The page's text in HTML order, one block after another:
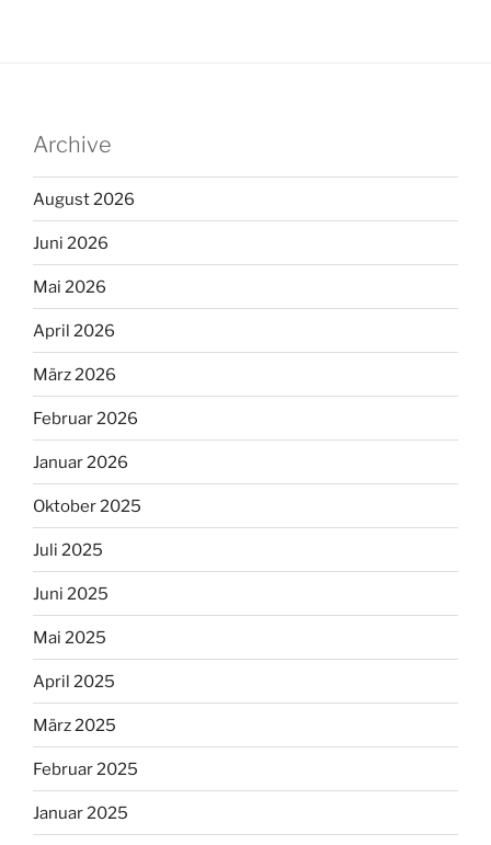
Archive
August 2026
Juni 2026
Mai 2026
April 2026
März 2026
Februar 2026
Januar 2026
Oktober 2025
Juli 2025
Juni 2025
Mai 2025
April 2025
März 2025
Februar 2025
Januar 2025